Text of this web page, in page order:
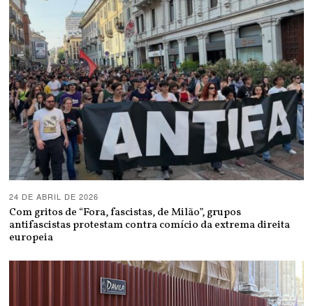
24 DE ABRIL DE 2026
Com gritos de “Fora, fascistas, de Milão”, grupos
antifascistas protestam contra comício da extrema direita
europeia